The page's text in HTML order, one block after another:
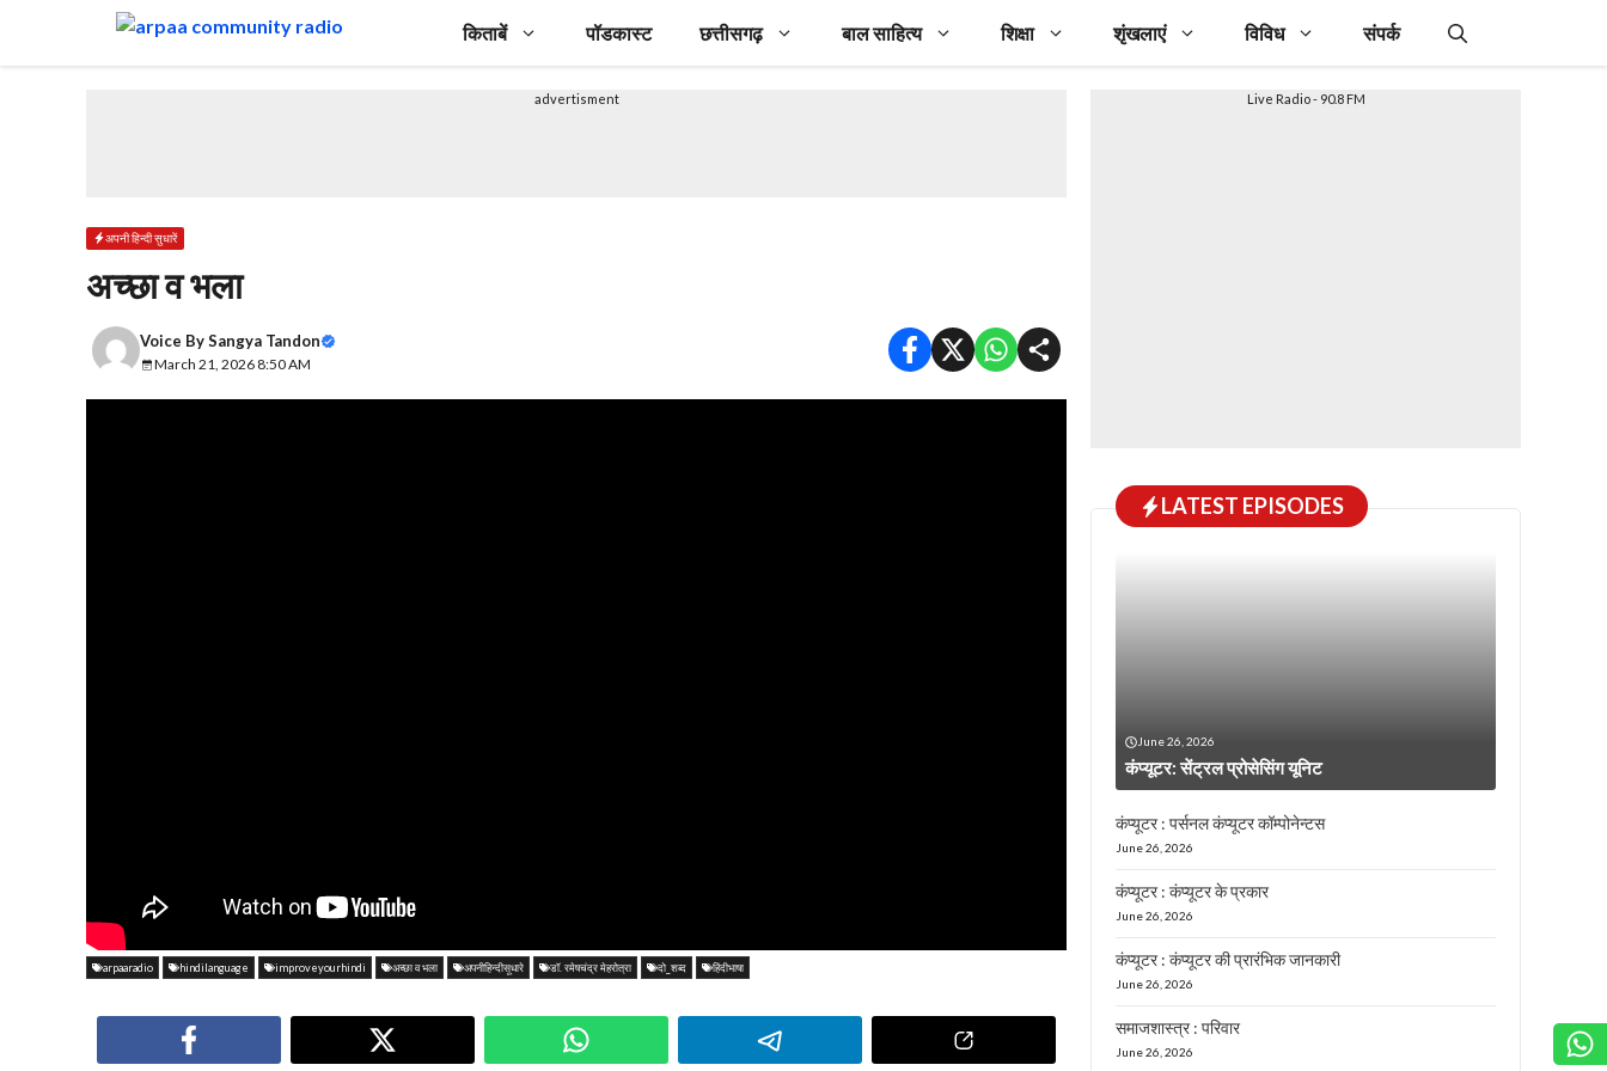
content
किताबें पॉडकास्ट छत्तीसगढ़ बाल साहित्य शिक्षा शृंखलाएं विविध संपर्क
advertisment
अपनी हिन्दी सुधारें
अच्छा व भला
Voice BySangya Tandon
March 21, 2026 8:50 AM
arpaaradio hindilanguage improveyourhindi अच्छा व भला अपनीहिन्दीसूधारे डॉ. रमेषचंद्र मेहरोत्रा दो_शब्द हिंदीभाषा
Live Radio - 90.8 FM
LATEST EPISODES
June 26, 2026
कंप्यूटर: सेंट्रल प्रोसेसिंग यूनिट
कंप्यूटर : पर्सनल कंप्यूटर कॉम्पोनेन्टस
June 26, 2026
कंप्यूटर : कंप्यूटर के प्रकार
June 26, 2026
कंप्यूटर : कंप्यूटर की प्रारंभिक जानकारी
June 26, 2026
समाजशास्त्र : परिवार
June 26, 2026